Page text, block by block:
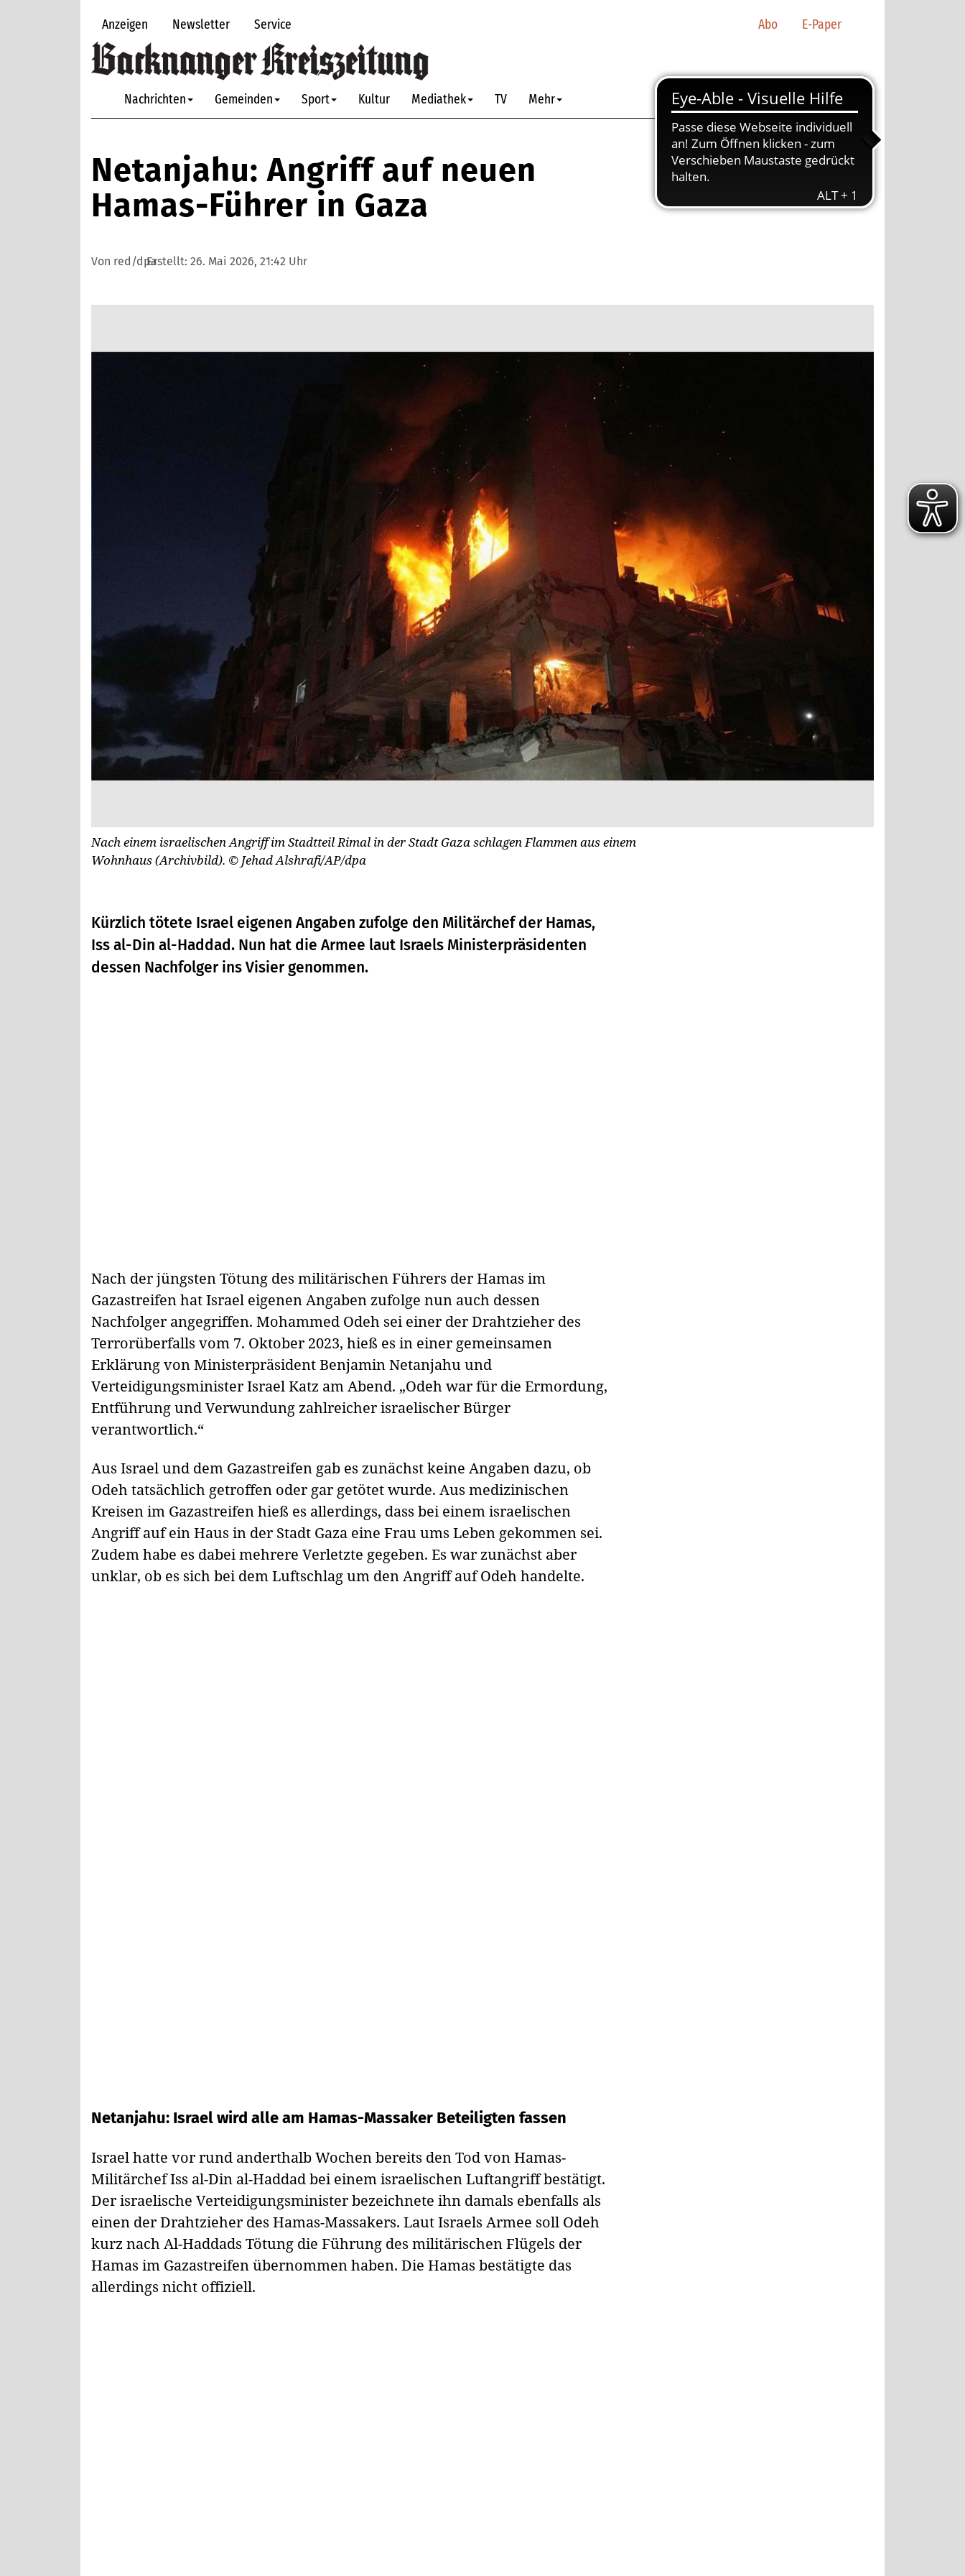
Anzeigen Newsletter Service Abo E-Paper
Nachrichten Gemeinden Sport Kultur Mediathek TV Mehr
Netanjahu: Angriff auf neuen
Hamas-Führer in Gaza
Von red/dpaErstellt: 26. Mai 2026, 21:42 Uhr
Nach einem israelischen Angriff im Stadtteil Rimal in der Stadt Gaza schlagen Flammen aus einem
Wohnhaus (Archivbild). © Jehad Alshrafi/AP/dpa
Kürzlich tötete Israel eigenen Angaben zufolge den Militärchef der Hamas,
Iss al-Din al-Haddad. Nun hat die Armee laut Israels Ministerpräsidenten
dessen Nachfolger ins Visier genommen.
Nach der jüngsten Tötung des militärischen Führers der Hamas im
Gazastreifen hat Israel eigenen Angaben zufolge nun auch dessen
Nachfolger angegriffen. Mohammed Odeh sei einer der Drahtzieher des
Terrorüberfalls vom 7. Oktober 2023, hieß es in einer gemeinsamen
Erklärung von Ministerpräsident Benjamin Netanjahu und
Verteidigungsminister Israel Katz am Abend. „Odeh war für die Ermordung,
Entführung und Verwundung zahlreicher israelischer Bürger
verantwortlich.“
Aus Israel und dem Gazastreifen gab es zunächst keine Angaben dazu, ob
Odeh tatsächlich getroffen oder gar getötet wurde. Aus medizinischen
Kreisen im Gazastreifen hieß es allerdings, dass bei einem israelischen
Angriff auf ein Haus in der Stadt Gaza eine Frau ums Leben gekommen sei.
Zudem habe es dabei mehrere Verletzte gegeben. Es war zunächst aber
unklar, ob es sich bei dem Luftschlag um den Angriff auf Odeh handelte.
Netanjahu: Israel wird alle am Hamas-Massaker Beteiligten fassen
Israel hatte vor rund anderthalb Wochen bereits den Tod von Hamas-
Militärchef Iss al-Din al-Haddad bei einem israelischen Luftangriff bestätigt.
Der israelische Verteidigungsminister bezeichnete ihn damals ebenfalls als
einen der Drahtzieher des Hamas-Massakers. Laut Israels Armee soll Odeh
kurz nach Al-Haddads Tötung die Führung des militärischen Flügels der
Hamas im Gazastreifen übernommen haben. Die Hamas bestätigte das
allerdings nicht offiziell.